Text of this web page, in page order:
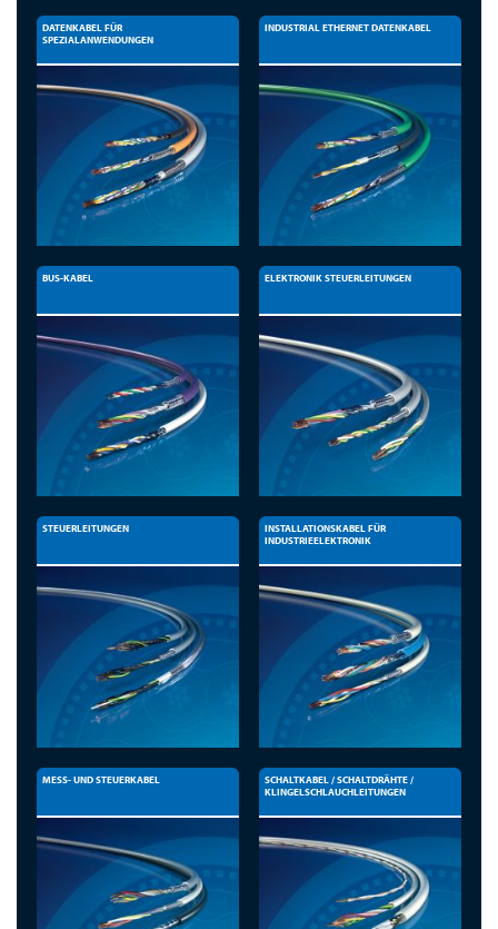
DATENKABEL FÜR
SPEZIALANWENDUNGEN
INDUSTRIAL ETHERNET DATENKABEL
BUS-KABEL ELEKTRONIK STEUERLEITUNGEN
STEUERLEITUNGEN
INSTALLATIONSKABEL FÜR
INDUSTRIEELEKTRONIK
MESS- UND STEUERKABEL
SCHALTKABEL / SCHALTDRÄHTE /
KLINGELSCHLAUCHLEITUNGEN